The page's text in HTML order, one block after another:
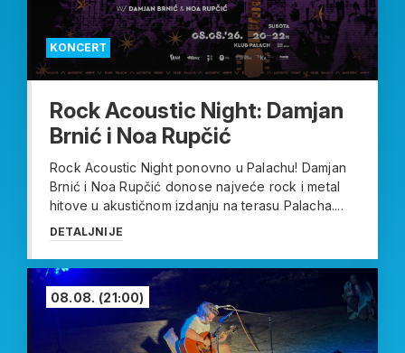
KONCERT
Rock Acoustic Night: Damjan
Brnić i Noa Rupčić
Rock Acoustic Night ponovno u Palachu! Damjan
Brnić i Noa Rupčić donose najveće rock i metal
hitove u akustičnom izdanju na terasu Palacha....
DETALJNIJE
08.08. (21:00)